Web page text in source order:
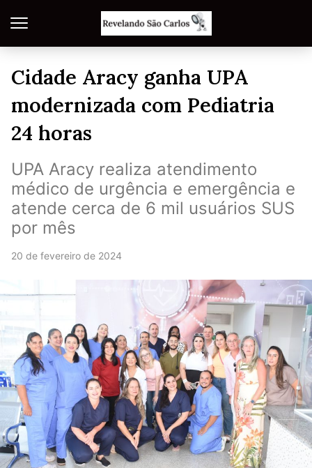
Cidade Aracy ganha UPA
modernizada com Pediatria
24 horas
UPA Aracy realiza atendimento
médico de urgência e emergência e
atende cerca de 6 mil usuários SUS
por mês
20 de fevereiro de 2024